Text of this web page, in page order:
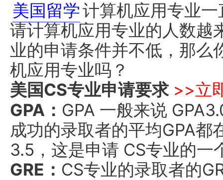
美国留学计算机应用专业
请计算机应用专业的人数越
业的申请条件并不低，那么
机应用专业吗？
美国CS专业申请要求 >>立
GPA： GPA 一般来说
成功的录取者的平均GPA都
3.5，这是申请 CS专业的一
GRE： CS专业的录取者的